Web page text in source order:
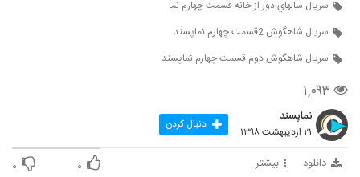
سريال سالهاي دور از خانه قسمت چهارم نما
سريال شاهگوش 2قسمت چهارم نماپسند
سريال شاهگوش دوم قسمت چهارم نماپسند
۱,۰۹۳
نماپسند
۲۱ اردیبهشت ۱۳۹۸ دنبال کردن
دانلود بیشتر ۰ ۰